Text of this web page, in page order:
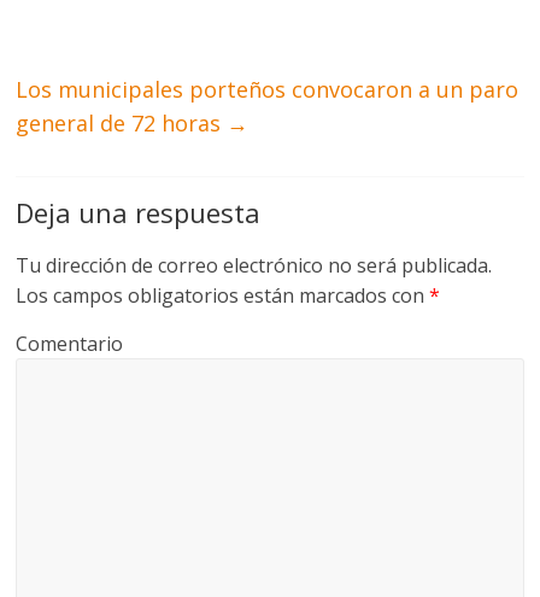
Los municipales porteños convocaron a un paro
general de 72 horas →
Deja una respuesta
Tu dirección de correo electrónico no será publicada.
Los campos obligatorios están marcados con*
Comentario